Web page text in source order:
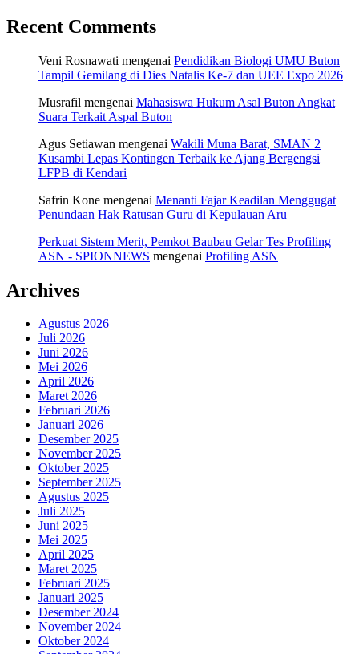
Recent Comments
Veni Rosnawati mengenai Pendidikan Biologi UMU Buton
Tampil Gemilang di Dies Natalis Ke-7 dan UEE Expo 2026
Musrafil mengenai Mahasiswa Hukum Asal Buton Angkat
Suara Terkait Aspal Buton
Agus Setiawan mengenai Wakili Muna Barat, SMAN 2
Kusambi Lepas Kontingen Terbaik ke Ajang Bergengsi
LFPB di Kendari
Safrin Kone mengenai Menanti Fajar Keadilan Menggugat
Penundaan Hak Ratusan Guru di Kepulauan Aru
Perkuat Sistem Merit, Pemkot Baubau Gelar Tes Profiling
ASN - SPIONNEWS mengenai Profiling ASN
Archives
Agustus 2026
Juli 2026
Juni 2026
Mei 2026
April 2026
Maret 2026
Februari 2026
Januari 2026
Desember 2025
November 2025
Oktober 2025
September 2025
Agustus 2025
Juli 2025
Juni 2025
Mei 2025
April 2025
Maret 2025
Februari 2025
Januari 2025
Desember 2024
November 2024
Oktober 2024